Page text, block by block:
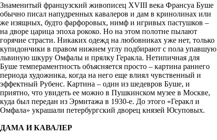
Знаменитый французский живописец XVIII века Франсуа Буше
обычно писал напудренных кавалеров и дам в кринолинах или
же изящных, будто фарфоровых, нимф и игривых пастушков –
на дворе царица эпоха рококо. Но на этом полотне пылают
горячие страсти. Никаких одежд на любовниках уже нет, только
купидончики в правом нижнем углу подбирают с пола упавшую
львиную шкуру Омфалы и прялку Геракла. Нетипичная для
Буше темпераментность объясняется просто – картина раннего
периода художника, когда на него еще влиял чувственный и
эффектный Рубенс. Картина – один из шедевров Буше, и
приятно, что увидеть ее можно в Пушкинском музее в Москве,
куда был передан из Эрмитажа в 1930-е. До этого «Геракл и
Омфала» украшали петербургский дворец князей Юсуповых.
ДАМА И КАВАЛЕР